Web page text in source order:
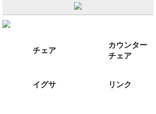
チェア
カウンター
チェア
イグサ リンク